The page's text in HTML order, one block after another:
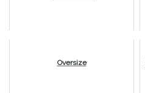
Oversize